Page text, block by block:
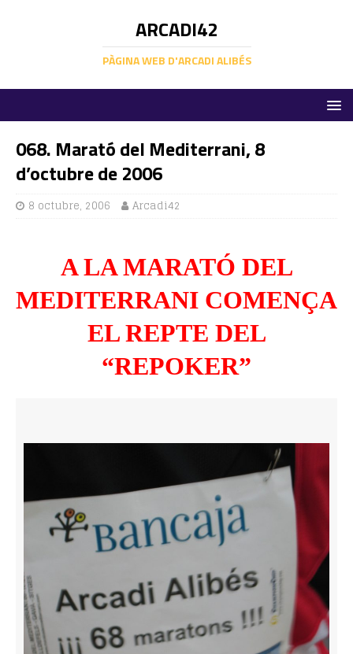
ARCADI42
PÀGINA WEB D'ARCADI ALIBÉS
068. Marató del Mediterrani, 8
d’octubre de 2006
8 octubre, 2006 Arcadi42
A LA MARATÓ DEL
MEDITERRANI COMENÇA
EL REPTE DEL
“REPOKER”